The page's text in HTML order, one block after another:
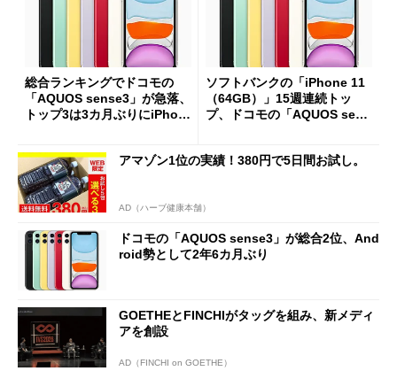
総合ランキングでドコモの
「AQUOS sense3」が急落、
トップ3は3カ月ぶりにiPhon
ソフトバンクの「iPhone 11
（64GB）」15週連続トッ
プ、ドコモの「AQUOS sens
アマゾン1位の実績！380円で5日間お試し。
AD（ハーブ健康本舗）
ドコモの「AQUOS sense3」が総合2位、And
roid勢として2年6カ月ぶり
GOETHEとFINCHIがタッグを組み、新メディ
アを創設
AD（FINCHI on GOETHE）